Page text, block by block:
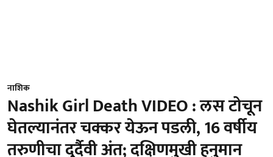
नाशिक
Nashik Girl Death VIDEO : लस टोचून
घेतल्यानंतर चक्कर येऊन पडली, 16 वर्षीय
तरुणीचा दुर्दैवी अंत; दक्षिणमुखी हनुमान